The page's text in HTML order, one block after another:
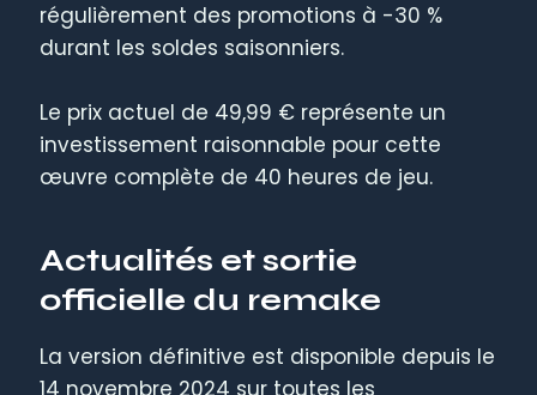
régulièrement des promotions à -30 %
durant les soldes saisonniers.
Le prix actuel de 49,99 € représente un
investissement raisonnable pour cette
œuvre complète de 40 heures de jeu.
Actualités et sortie
officielle du remake
La version définitive est disponible depuis le
14 novembre 2024 sur toutes les